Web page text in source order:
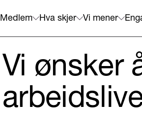
Medlem Hva skjer Vi mener
Vi ønsker